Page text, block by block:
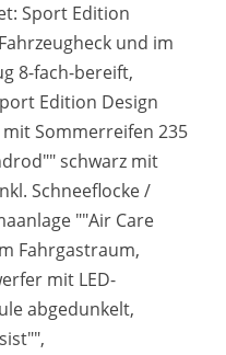
Sport Edition
und im
8-fach-bereift,
Edition Design
Sommerreifen 235
schwarz mit
Schneeflocke /
""Air Care
Fahrgastraum,
mit LED-
abgedunkelt,